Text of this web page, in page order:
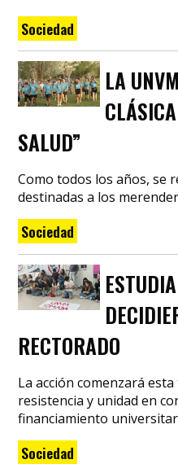
Sociedad
LA
SALUD”
Como todos los años, se
destinadas a los
Sociedad
RECTORADO
La acción comenzará
resistencia y unidad en
financiamiento
Sociedad